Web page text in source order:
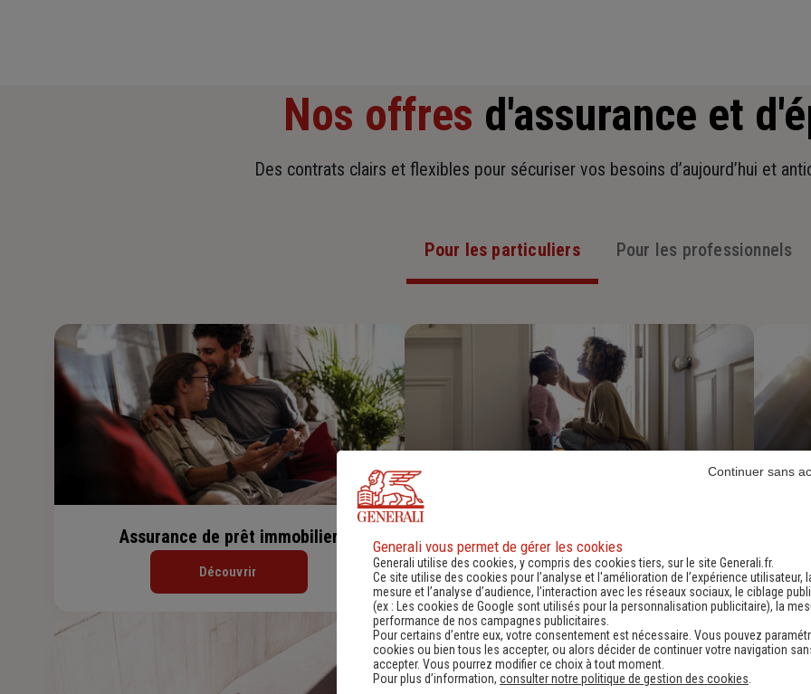
Nos offres d'assurance et
Des contrats clairs et flexibles pour sécuriser vos besoins d’aujourd’hui et
Pour les particuliers Pour les professionnels
Assurance de prêt immobilier
Découvrir
Assurance Habitation
Découvrir
Generali vous permet de gérer les cookies
Generali utilise des cookies, y compris des cookies tiers, sur le site Generali.fr.
Ce site utilise des cookies pour l’analyse et l'amélioration de l’expérience utilisateur,
mesure et l’analyse d’audience, l’interaction avec les réseaux sociaux, le ciblage
(ex :
Les cookies de Google sont utilisés pour la personnalisation publicitaire), la
performance de nos campagnes publicitaires.
Pour certains d’entre eux, votre consentement est nécessaire. Vous pouvez
cookies ou bien tous les accepter, ou alors décider de continuer votre navigation
accepter. Vous pourrez modifier ce choix à tout moment.
Pour plus d’information, consulter notre politique de gestion des cookies
Continuer sans